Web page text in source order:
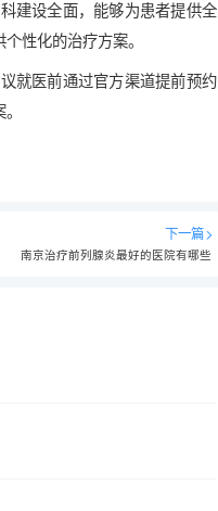
建设全面，能够为患者提供全
性化的治疗方案。
就医前通过官方渠道提前预约
下一篇
南京治疗前列腺炎最好的医院有哪些